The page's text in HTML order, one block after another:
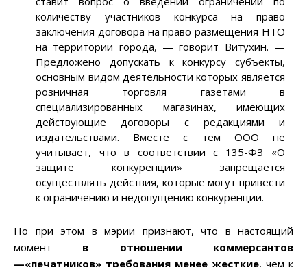
количеству участников конкурса на право
заключения договора на право размещения НТО
на территории города, — говорит Витухин. —
Предложено допускать к конкурсу субъекты,
основным видом деятельности которых является
розничная торговля газетами в
специализированных магазинах, имеющих
действующие договоры с редакциями и
издательствами. Вместе с тем ООО не
учитывает, что в соответствии с 135-ФЗ «О
защите конкуренции» запрещается
осуществлять действия, которые могут привести
к ограничению и недопущению конкуренции.
Но при этом в мэрии признают, что в настоящий
момент в отношении коммерсантов
—«печатников» требования менее жесткие, чем к